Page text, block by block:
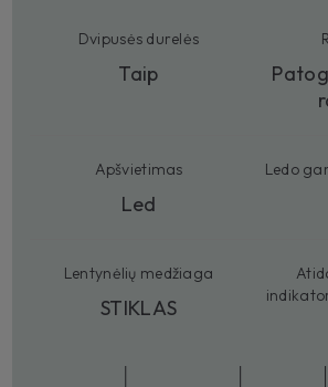
Dvipusės durelės
Taip
Apšvietimas
Led
Ledo
Lentynėlių medžiaga
STIKLAS